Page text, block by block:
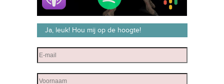
Ja, leuk! Hou mij op de hoogte!